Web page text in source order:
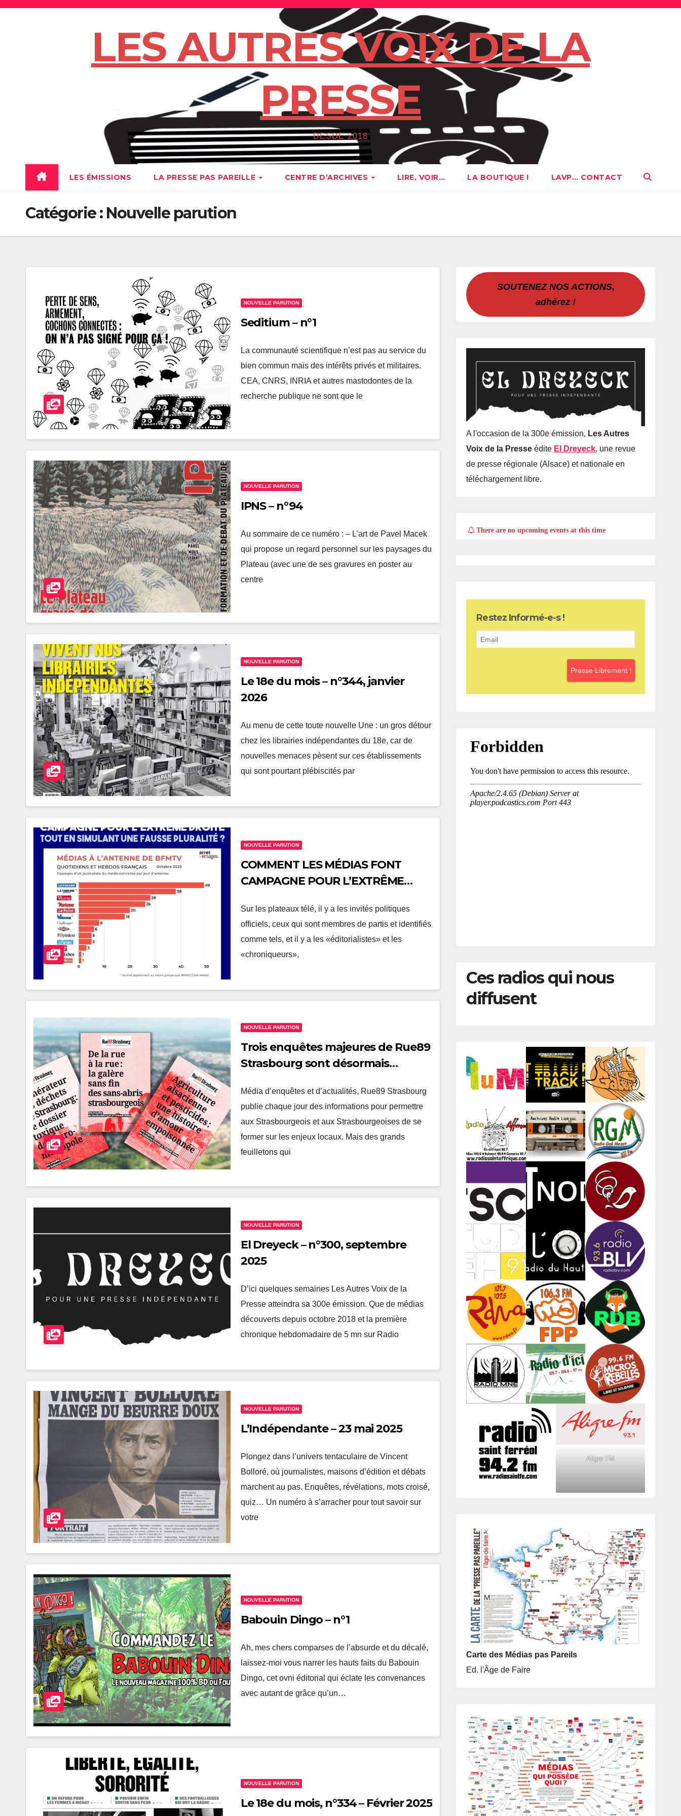
Skip
LES AUTRES VOIX DE LA
PRESSE
DESDE 2018
LES ÉMISSIONS LA PRESSE PAS PAREILLE CENTRE D’ARCHIVES LIRE, VOIR… LA BOUTIQUE ! LAVP… CONTACT
Catégorie : Nouvelle parution
NOUVELLE PARUTION
Seditium – n°1
La communauté scientifique n’est pas au service du
bien commun mais des intérêts privés et militaires.
CEA, CNRS, INRIA et autres mastodontes de la
recherche publique ne sont que le
NOUVELLE PARUTION
IPNS – n°94
Au sommaire de ce numéro : – L’art de Pavel Macek
qui propose un regard personnel sur les paysages du
Plateau (avec une de ses gravures en poster au
centre
NOUVELLE PARUTION
Le 18e du mois – n°344, janvier
2026
Au menu de cette toute nouvelle Une : un gros détour
chez les librairies indépendantes du 18e, car de
nouvelles menaces pèsent sur ces établissements
qui sont pourtant plébiscités par
NOUVELLE PARUTION
COMMENT LES MÉDIAS FONT
CAMPAGNE POUR L’EXTRÊME
PLURALITÉ
Sur les plateaux télé, il y a les invités politiques
officiels, ceux qui sont membres de partis et identifiés
comme tels, et il y a les «éditorialistes» et les
«chroniqueurs»,
NOUVELLE PARUTION
Trois enquêtes majeures de Rue89
Strasbourg sont désormais
dans les principales librairies de
Strasbourg.
Média d’enquêtes et d’actualités, Rue89 Strasbourg
publie chaque jour des informations pour permettre
aux Strasbourgeois et aux Strasbourgeoises de se
former sur les enjeux locaux. Mais des grands
feuilletons qui
NOUVELLE PARUTION
El Dreyeck – n°300, septembre
2025
D’ici quelques semaines Les Autres Voix de la
Presse atteindra sa 300e émission. Que de médias
découverts depuis octobre 2018 et la première
chronique hebdomadaire de 5 mn sur Radio
NOUVELLE PARUTION
L’Indépendante – 23 mai 2025
Plongez dans l’univers tentaculaire de Vincent
Bolloré, où journalistes, maisons d’édition et débats
marchent au pas. Enquêtes, révélations, mots croisé,
quiz… Un numéro à s’arracher pour tout savoir sur
votre
NOUVELLE PARUTION
Babouin Dingo – n°1
Ah, mes chers comparses de l’absurde et du décalé,
laissez-moi vous narrer les hauts faits du Babouin
Dingo, cet ovni éditorial qui éclate les convenances
avec autant de grâce qu’un…
NOUVELLE PARUTION
Le 18e du mois, n°334 – Février 2025
SOUTENEZ NOS ACTIONS,
adhérez !
A l'occasion de la 300e émission, Les Autres
Voix de la Presse édite El Dreyeck, une revue
de presse régionale (Alsace) et nationale en
téléchargement libre.
There are no upcoming events at this time
Restez Informé-e-s !
Ces radios qui nous
diffusent
Aligre FM
Carte des Médias pas Pareils
Ed. l'Âge de Faire